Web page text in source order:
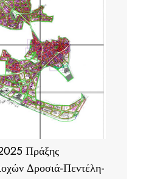
Πράξης
Δροσιά-Πεντέλη-